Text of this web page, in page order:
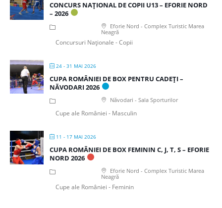
CONCURS NAȚIONAL DE COPII U13 – EFORIE NORD
– 2026
Eforie Nord - Complex Turistic Marea
Neagră
Concursuri Naționale - Copii
24 - 31 MAI 2026
CUPA ROMÂNIEI DE BOX PENTRU CADEȚI –
NĂVODARI 2026
Năvodari - Sala Sporturilor
Cupe ale României - Masculin
11 - 17 MAI 2026
CUPA ROMÂNIEI DE BOX FEMININ C, J, T, S – EFORIE
NORD 2026
Eforie Nord - Complex Turistic Marea
Neagră
Cupe ale României - Feminin